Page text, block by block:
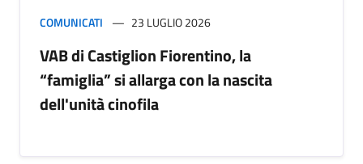
COMUNICATI 23 LUGLIO 2026
VAB di Castiglion Fiorentino, la
“famiglia” si allarga con la nascita
dell'unità cinofila